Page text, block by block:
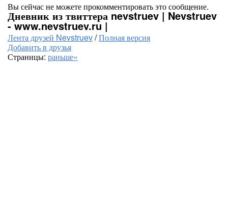
Вы сейчас не можете прокомментировать это сообщение.
Дневник из твиттера nevstruev | Nevstruev
- www.nevstruev.ru |
Лента друзей Nevstruev/Полная версия
Добавить в друзья
Страницы: раньше»